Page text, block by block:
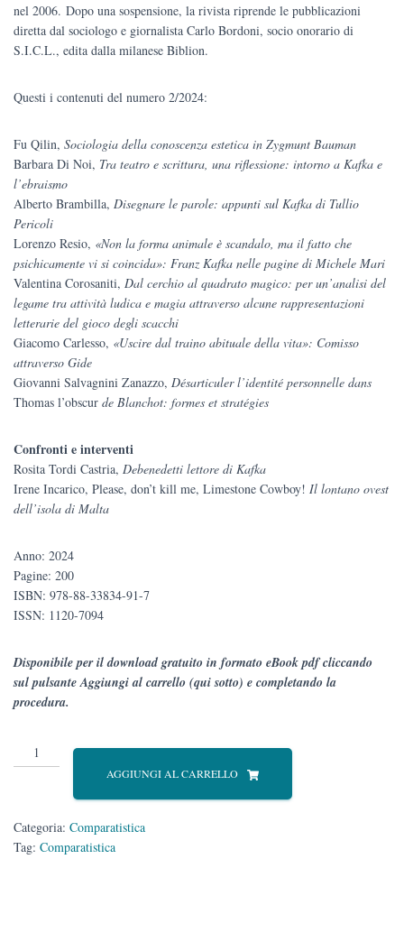
nel 2006. Dopo una sospensione, la rivista riprende le pubblicazioni
diretta dal sociologo e giornalista Carlo Bordoni, socio onorario di
S.I.C.L., edita dalla milanese Biblion.
Questi i contenuti del numero 2/2024:
Fu Qilin, Sociologia della conoscenza estetica in Zygmunt Bauman
Barbara Di Noi, Tra teatro e scrittura, una riflessione: intorno a Kafka e
l’ebraismo
Alberto Brambilla, Disegnare le parole: appunti sul Kafka di Tullio
Pericoli
Lorenzo Resio, «Non la forma animale è scandalo, ma il fatto che
psichicamente vi si coincida»: Franz Kafka nelle pagine di Michele Mari
Valentina Corosaniti, Dal cerchio al quadrato magico: per un’analisi del
legame tra attività ludica e magia attraverso alcune rappresentazioni
letterarie del gioco degli scacchi
Giacomo Carlesso, «Uscire dal traino abituale della vita»: Comisso
attraverso Gide
Giovanni Salvagnini Zanazzo, Désarticuler l’identité personnelle dans
Thomas l’obscur de Blanchot: formes et stratégies
Confronti e interventi
Rosita Tordi Castria, Debenedetti lettore di Kafka
Irene Incarico, Please, don’t kill me, Limestone Cowboy! Il lontano ovest
dell’isola di Malta
Anno: 2024
Pagine: 200
ISBN: 978-88-33834-91-7
ISSN: 1120-7094
Disponibile per il download gratuito in formato eBook pdf cliccando
sul pulsante Aggiungi al carrello (qui sotto) e completando la
procedura.
Comparatistica
n.
AGGIUNGI AL CARRELLO
Categoria: Comparatistica
Tag: Comparatistica